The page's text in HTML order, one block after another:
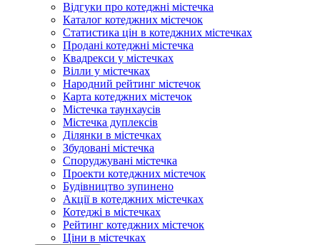
Відгуки про котеджні містечка
Каталог котеджних містечок
Статистика цін в котеджних містечках
Продані котеджні містечка
Квадрекси у містечках
Вілли у містечках
Народний рейтинг містечок
Карта котеджних містечок
Містечка таунхаусів
Містечка дуплексів
Ділянки в містечках
Збудовані містечка
Споруджувані містечка
Проекти котеджних містечок
Будівництво зупинено
Акції в котеджних містечках
Котеджі в містечках
Рейтинг котеджних містечок
Ціни в містечках